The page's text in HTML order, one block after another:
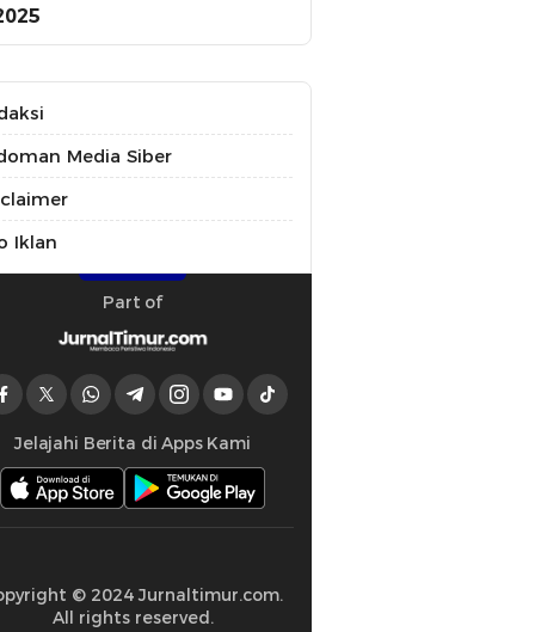
Media Siber
Iklan
Part of
Jelajahi Berita di Apps Kami
© 2024 Jurnaltimur.com.
All rights reserved.